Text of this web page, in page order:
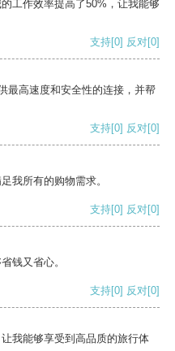
工作效率提高了50%，让我能够
支持[0] 反对[0]
最高速度和安全性的连接，并帮
支持[0] 反对[0]
我所有的购物需求。
支持[0] 反对[0]
钱又省心。
支持[0] 反对[0]
我能够享受到高品质的旅行体